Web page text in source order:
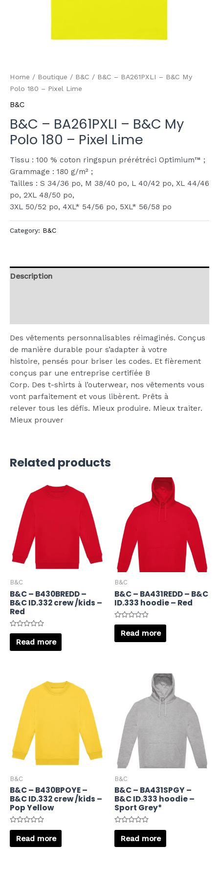
Home / Boutique / B&C / B&C – BA261PXLI – B&C My
Polo 180 – Pixel Lime
B&C
B&C – BA261PXLI – B&C My
Polo 180 – Pixel Lime
Tissu : 100 % coton ringspun prérétréci Optimium™ ;
Grammage : 180 g/m² ;
Tailles : S 34/36 po, M 38/40 po, L 40/42 po, XL 44/46
po, 2XL 48/50 po,
3XL 50/52 po, 4XL* 54/56 po, 5XL* 56/58 po
Category: B&C
Description
Des vêtements personnalisables réimaginés. Conçus
de manière durable pour s’adapter à votre
histoire, pensés pour briser les codes. Et fièrement
conçus par une entreprise certifiée B
Corp. Des t-shirts à l’outerwear, nos vêtements vous
vont parfaitement et vous libèrent. Prêts à
relever tous les défis. Mieux produire. Mieux traiter.
Mieux prouver
Related products
B&C
B&C – B430BREDD –
B&C ID.332 crew /kids –
Red
Rated
out
of
Read more
B&C
B&C – BA431REDD – B&C
ID.333 hoodie – Red
Rated
out
of
Read more
B&C
B&C – B430BPOYE –
B&C ID.332 crew /kids –
Pop Yellow
Rated
out
of
Read more
B&C
B&C – BA431SPGY –
B&C ID.333 hoodie –
Sport Grey*
Rated
out
of
Read more